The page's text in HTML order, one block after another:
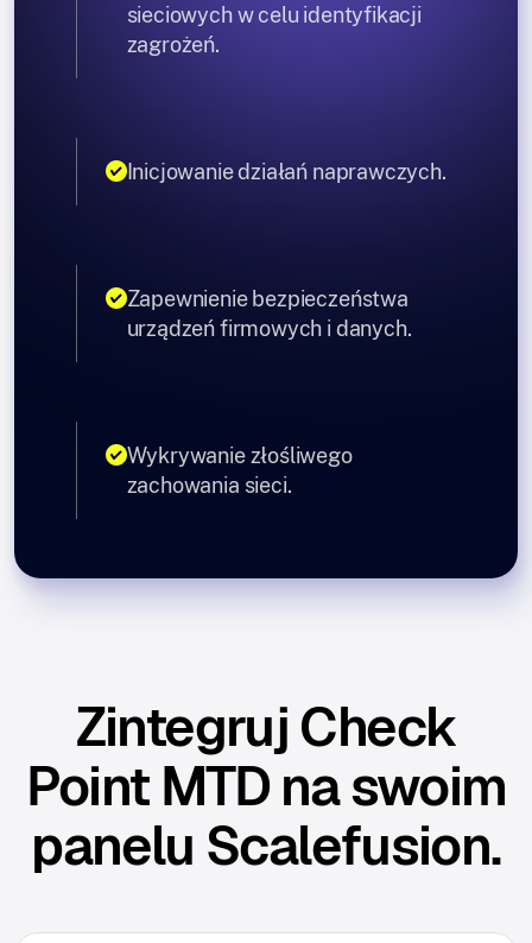
sieciowych w celu identyfikacji
zagrożeń.
Inicjowanie działań naprawczych.
Zapewnienie bezpieczeństwa
urządzeń firmowych i danych.
Wykrywanie złośliwego
zachowania sieci.
Zintegruj Check
Point MTD na swoim
panelu Scalefusion.